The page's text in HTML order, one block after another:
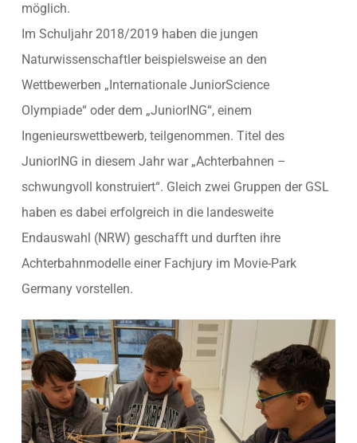
möglich.
Im Schuljahr 2018/2019 haben die jungen
Naturwissenschaftler beispielsweise an den
Wettbewerben „Internationale JuniorScience
Olympiade“ oder dem „JuniorING“, einem
Ingenieurswettbewerb, teilgenommen. Titel des
JuniorING in diesem Jahr war „Achterbahnen –
schwungvoll konstruiert“. Gleich zwei Gruppen der GSL
haben es dabei erfolgreich in die landesweite
Endauswahl (NRW) geschafft und durften ihre
Achterbahnmodelle einer Fachjury im Movie-Park
Germany vorstellen.